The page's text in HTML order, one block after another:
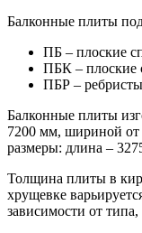
Балконные плиты
ПБ – плоские
ПБК – плоские
ПБР –
Балконные плиты
7200 мм, шириной
размеры: длина –
Толщина плиты в
хрущевке
зависимости от типа,